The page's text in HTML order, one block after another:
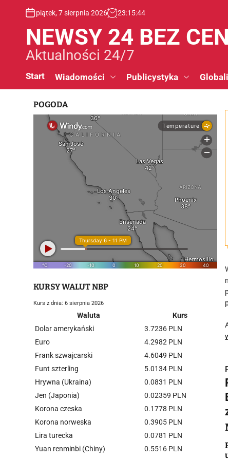
piątek, 7 sierpnia 2026 23:15:44
NEWSY 24 BEZ
Aktualności 24/7
Start Wiadomości Publicystyka
POGODA
KURSY WALUT NBP
Kurs z dnia: 6 sierpnia 2026
Waluta
Kurs
Dolar amerykański
3.7236 PLN
Euro
4.2982 PLN
Frank szwajcarski
4.6049 PLN
Funt szterling
5.0134 PLN
Hrywna (Ukraina)
0.0831 PLN
Jen (Japonia)
0.02359 PLN
Korona czeska
0.1778 PLN
Korona norweska
0.3905 PLN
Lira turecka
0.0781 PLN
Yuan renminbi (Chiny)
0.5516 PLN